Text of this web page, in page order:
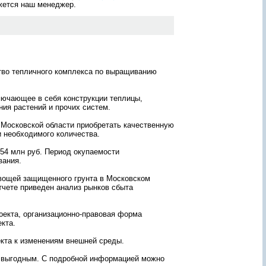
З
а
наш менеджер.
тепличного комплекса по выращиванию
в себя конструкции теплицы,
растений и прочих систем.
области приобретать качественную
количества.
млн руб. Период окупаемости
защищенного грунта в Московском
приведен анализ рынков сбыта
организационно-правовая форма
к изменениям внешней среды.
выгодным. С подробной информацией можно